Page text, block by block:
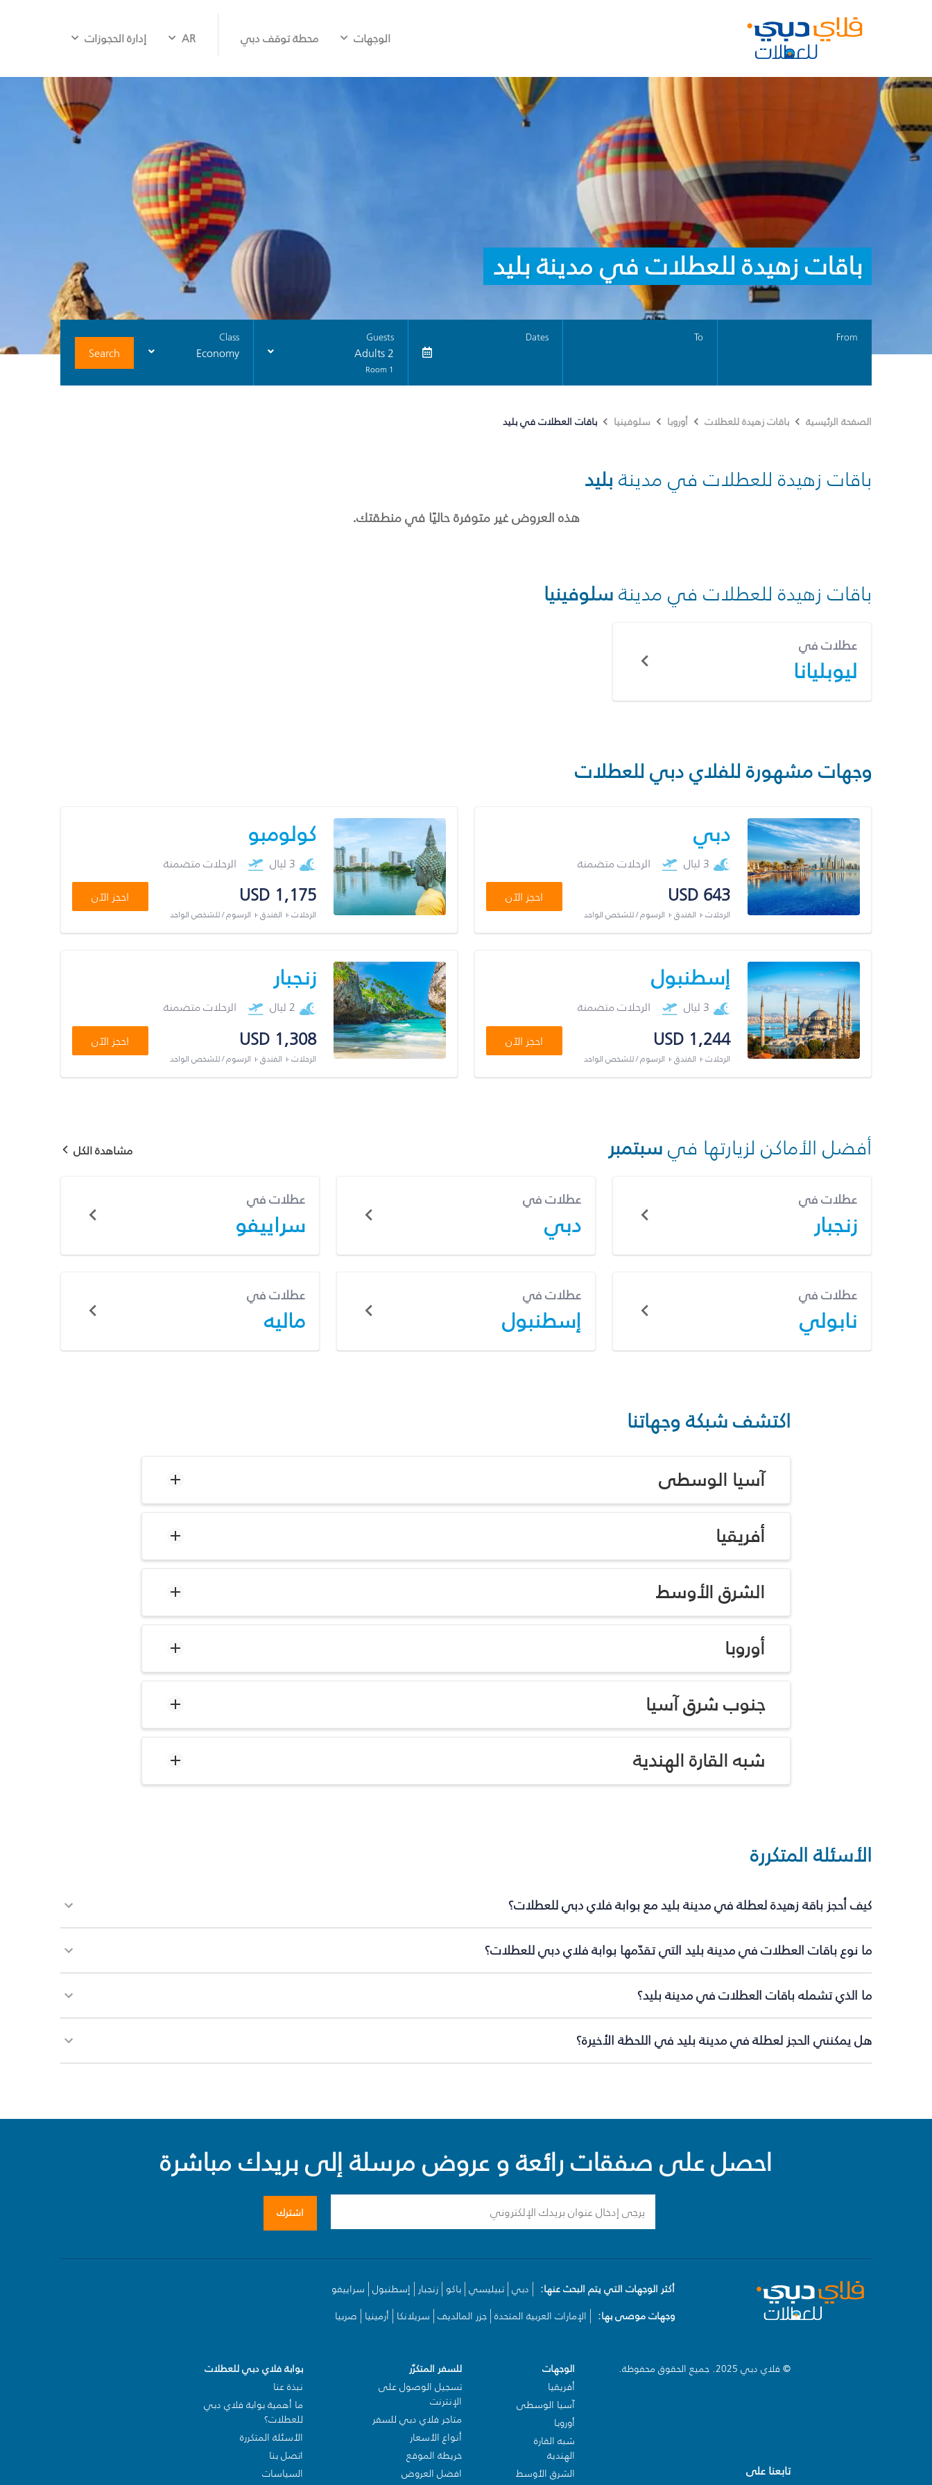
الوجهات محطة توقف دبي AR إدارة الحجوزات
باقات زهيدة للعطلات في مدينة بليد
From
To
Dates
Guests
2 Adults
1 Room
Class
Economy
Search
الصفحة الرئيسية باقات زهيدة للعطلات أوروبا سلوفينيا باقات العطلات في بليد
باقات زهيدة للعطلات في مدينة بليد
هذه العروض غير متوفرة حاليًا في منطقتك.
باقات زهيدة للعطلات في مدينةسلوفينيا
عطلات في
ليوبليانا
وجهات مشهورة للفلاي دبي للعطلات
دبي
3 ليال الرحلات متضمنة
USD 643
الرحلات + الفندق + الرسوم / للشخص الواحد
احجز الآن
كولومبو
3 ليال الرحلات متضمنة
USD 1,175
الرحلات + الفندق + الرسوم / للشخص الواحد
احجز الآن
إسطنبول
3 ليال الرحلات متضمنة
USD 1,244
الرحلات + الفندق + الرسوم / للشخص الواحد
احجز الآن
زنجبار
2 ليال الرحلات متضمنة
USD 1,308
الرحلات + الفندق + الرسوم / للشخص الواحد
احجز الآن
أفضل الأماكن لزيارتها فيسبتمبر مشاهدة الكل
عطلات في
زنجبار
عطلات في
دبي
عطلات في
سراييفو
عطلات في
نابولي
عطلات في
إسطنبول
عطلات في
ماليه
اكتشف شبكة وجهاتنا
آسيا الوسطى
أفريقيا
الشرق الأوسط
أوروبا
جنوب شرق آسيا
شبه القارة الهندية
الأسئلة المتكررة
كيف أحجز باقة زهيدة لعطلة في مدينة بليد مع بوابة فلاي دبي للعطلات؟
ما نوع باقات العطلات في مدينة بليد التي تقدّمها بوابة فلاي دبي للعطلات؟
ما الذي تشمله باقات العطلات في مدينة بليد؟
هل يمكنني الحجز لعطلة في مدينة بليد في اللحظة الأخيرة؟
احصل على صفقات رائعة و عروض مرسلة إلى بريدك مباشرة
اشترك
أكثر الوجهات التي يتم البحث عنها: دبي تبيليسي باكو زنجبار إسطنبول سراييفو
وجهات موصى بها:
الإمارات العربية المتحدة جزر المالديف سريلانكا أرمينيا صربيا
© فلاي دبي 2025. جميع الحقوق محفوظة.
تابعنا على
الوجهات
أفريقيا
آسيا الوسطى
أوروبا
شبه القارة
الهندية
الشرق الأوسط
للسفر المتكرّر
تسجيل الوصول على
الإنترنت
متاجر فلاي دبي للسفر
أنواع الأسعار
خريطة الموقع
افضل العروض
بوابة فلاي دبي للعطلات
نبذة عنا
ما أهمية بوابة فلاي دبي
للعطلات؟
الأسئلة المتكررة
اتصل بنا
السياسات